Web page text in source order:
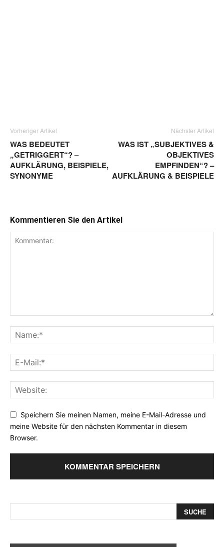
Vorheriger Artikel
WAS BEDEUTET
„GETRIGGERT“? –
AUFKLÄRUNG, BEISPIELE,
SYNONYME
Nächster Artikel
WAS IST „SUBJEKTIVES &
OBJEKTIVES
EMPFINDEN“? –
AUFKLÄRUNG & BEISPIELE
Kommentieren Sie den Artikel
Speichern Sie meinen Namen, meine E-Mail-Adresse und
meine Website für den nächsten Kommentar in diesem
Browser.